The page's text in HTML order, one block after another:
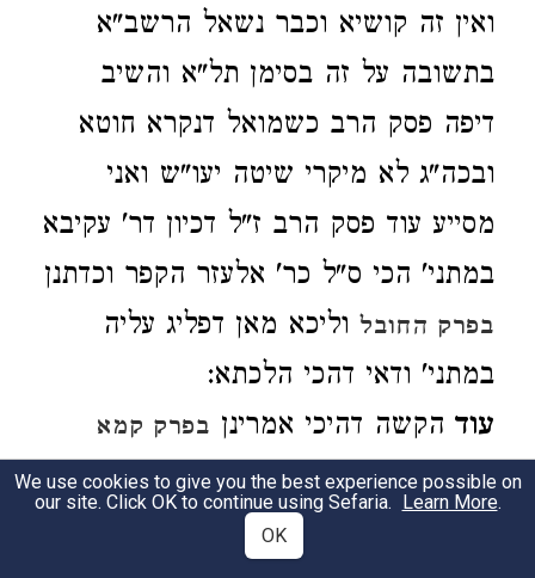
ואין זה קושיא וכבר נשאל הרשב"א
בתשובה על זה בסימן תל"א והשיב
דיפה פסק הרב כשמואל דנקרא חוטא
ובכה"ג לא מיקרי שיטה יעו"ש ואני
מסייע עוד פסק הרב ז"ל דכיון דר' עקיבא
במתני' הכי ס"ל כר' אלעזר הקפר וכדתנן
בפרק החובל וליכא מאן דפליג עליה
במתני' ודאי דהכי הלכתא:
עוד הקשה דהיכי אמרינן בפרק קמא
דתעניתדשמואל סבר דנקרא חוטא דהא
בהחובל
We use cookies to give you the best experience possible on
our site. Click OK to continue using Sefaria. Learn More.
OK